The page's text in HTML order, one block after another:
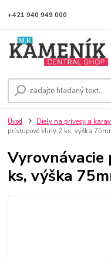
+421 940 949 000
Úvod Diely na prívesy a
prístupové kliny 2 ks, výška
ks, výška